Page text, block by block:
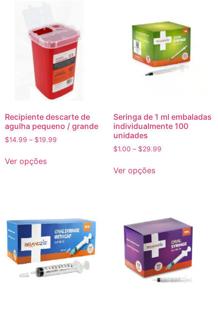
Recipiente descarte de
agulha pequeno / grande
$14.99 – $19.99
Ver opções
Seringa de 1 ml embaladas
individualmente 100
unidades
$1.00 – $29.99
Ver opções